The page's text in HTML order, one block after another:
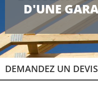
D'UNE
DEMANDEZ UN